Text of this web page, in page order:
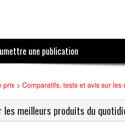
une publication
prix > Comparatifs, tests et avis sur
meilleurs produits du